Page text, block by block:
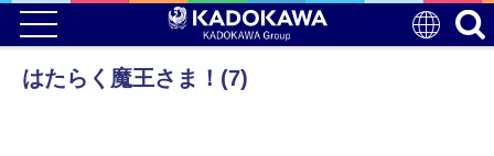
はたらく魔王さま！(7)